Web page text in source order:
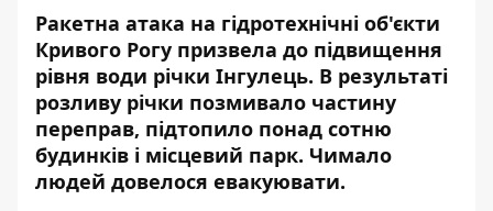
Ракетна атака на гідротехнічні об'єкти
Кривого Рогу призвела до підвищення
рівня води річки Інгулець. В результаті
розливу річки позмивало частину
переправ, підтопило понад сотню
будинків і місцевий парк. Чимало
людей довелося евакуювати.